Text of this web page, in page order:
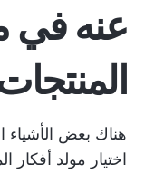
عنه في
هناك بعض الأشياء
اختيار مولد أفكار